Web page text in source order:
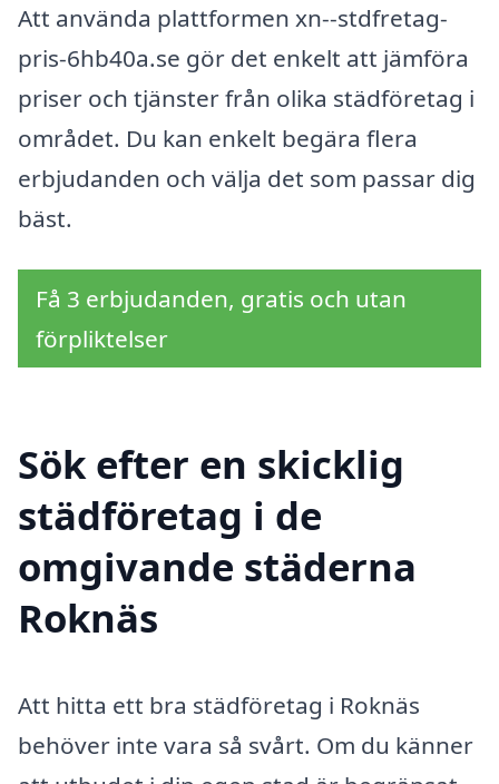
Att använda plattformen xn--stdfretag-
pris-6hb40a.se gör det enkelt att jämföra
priser och tjänster från olika städföretag i
området. Du kan enkelt begära flera
erbjudanden och välja det som passar dig
bäst.
Få 3 erbjudanden, gratis och utan
förpliktelser
Sök efter en skicklig
städföretag i de
omgivande städerna
Roknäs
Att hitta ett bra städföretag i Roknäs
behöver inte vara så svårt. Om du känner